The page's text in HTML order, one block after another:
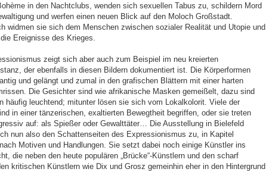
in den Nachtclubs, wenden sich sexuellen Tabus zu, schildern Mord
und werfen einen neuen Blick auf den Moloch Großstadt.
widmen sie sich dem Menschen zwischen sozialer Realität und Utopie und
Ereignisse des Krieges.
zeigt sich aber auch zum Beispiel im neu kreierten
der ebenfalls in diesen Bildern dokumentiert ist. Die Körperformen
und gelängt und zumal in den grafischen Blättern mit einer harten
Die Gesichter sind wie afrikanische Masken gemeißelt, dazu sind
häufig leuchtend; mitunter lösen sie sich vom Lokalkolorit. Viele der
in einer tänzerischen, exaltierten Bewegtheit begriffen, oder sie treten
auf: als Spießer oder Gewalttäter… Die Ausstellung in Bielefeld
nun also den Schattenseiten des Expressionismus zu, in Kapitel
Motiven und Handlungen. Sie setzt dabei noch einige Künstler ins
die neben den heute populären „Brücke“-Künstlern und den scharf
kritischen Künstlern wie Dix und Grosz gemeinhin eher in den Hintergrund